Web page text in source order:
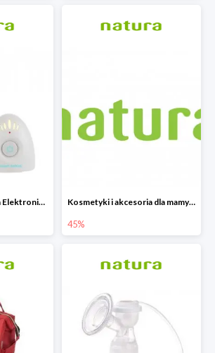
Canpol Babies Niania Elektroniczna Dwukierunkowa -26% Kosmetyki i akcesoria dla mamy i dziecka do -45%
45%